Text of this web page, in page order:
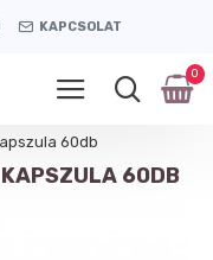
KAPCSOLAT
0
60db
60DB